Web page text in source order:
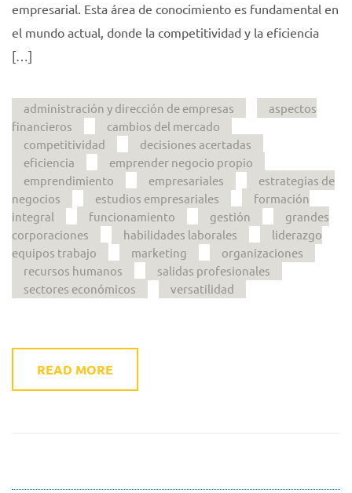
empresarial. Esta área de conocimiento es fundamental en
el mundo actual, donde la competitividad y la eficiencia
[…]
administración y dirección de empresas
aspectos
financieros
cambios del mercado
competitividad
decisiones acertadas
eficiencia
emprender negocio propio
emprendimiento
empresariales
estrategias de
negocios
estudios empresariales
formación
integral
funcionamiento gestión
grandes
corporaciones
habilidades laborales
liderazgo
equipos trabajo
marketing
organizaciones
recursos humanos
salidas profesionales
sectores económicos
versatilidad
READ MORE